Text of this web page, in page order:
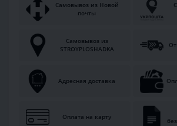
Самовывоз из Новой
почты
Самовывоз из
STROYPLOSHADKA
Адресная доставка
Оплата на карту